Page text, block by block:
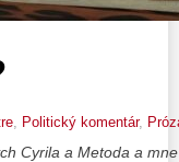
Politický komentár,
Cyrila a Metoda a